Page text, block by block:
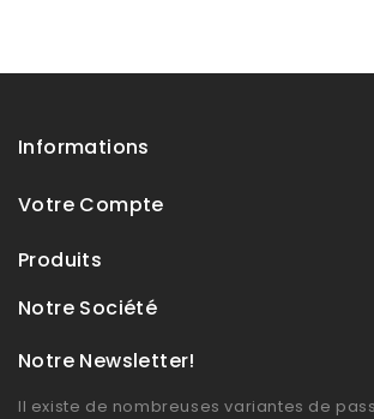
Informations
Votre Compte
Produits
Notre Société
Notre Newsletter!
Il existe de nombreuses variantes de